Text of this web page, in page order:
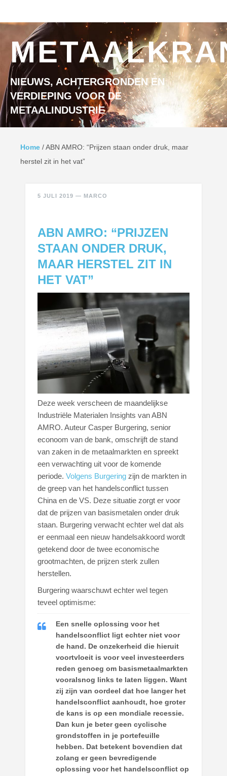
NIEUWS, ACHTERGRONDEN EN
VERDIEPING VOOR DE
METAALINDUSTRIE
Home /ABN AMRO: “Prijzen staan onder druk, maar
herstel zit in het vat”
5 JULI 2019 — MARCO
ABN AMRO: “PRIJZEN
STAAN ONDER DRUK,
MAAR HERSTEL ZIT IN
HET VAT”
Deze week verscheen de maandelijkse
Industriële Materialen Insights van ABN
AMRO. Auteur Casper Burgering, senior
econoom van de bank, omschrijft de stand
van zaken in de metaalmarkten en spreekt
een verwachting uit voor de komende
periode.Volgens Burgering zijn de markten in
de greep van het handelsconflict tussen
China en de VS. Deze situatie zorgt er voor
dat de prijzen van basismetalen onder druk
staan. Burgering verwacht echter wel dat als
er eenmaal een nieuw handelsakkoord wordt
getekend door de twee economische
grootmachten, de prijzen sterk zullen
herstellen.
Burgering waarschuwt echter wel tegen
teveel optimisme:
Een snelle oplossing voor het
handelsconflict ligt echter niet voor
de hand. De onzekerheid die hieruit
voortvloeit is voor veel investeerders
reden genoeg om basismetaalmarkten
vooralsnog links te laten liggen. Want
zij zijn van oordeel dat hoe langer het
handelsconflict aanhoudt, hoe groter
de kans is op een mondiale recessie.
Dan kun je beter geen cyclische
grondstoffen in je portefeuille
hebben. Dat betekent bovendien dat
zolang er geen bevredigende
oplossing voor het handelsconflict op